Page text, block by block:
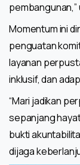
pembangunan,”
Momentum ini
penguatan
layanan
inklusif, dan
“Mari jadikan
sepanjang
bukti
dijaga